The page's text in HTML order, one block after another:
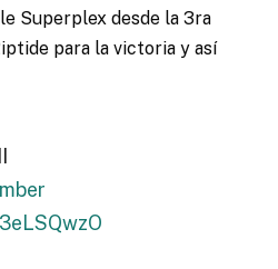
Superplex desde la 3ra
para la victoria y así